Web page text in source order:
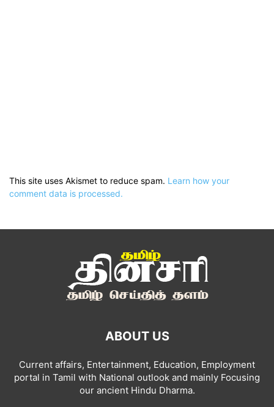
This site uses Akismet to reduce spam. Learn how your
comment data is processed.
ABOUT US
Current affairs, Entertainment, Education, Employment
portal in Tamil with National outlook and mainly Focusing
our ancient Hindu Dharma.